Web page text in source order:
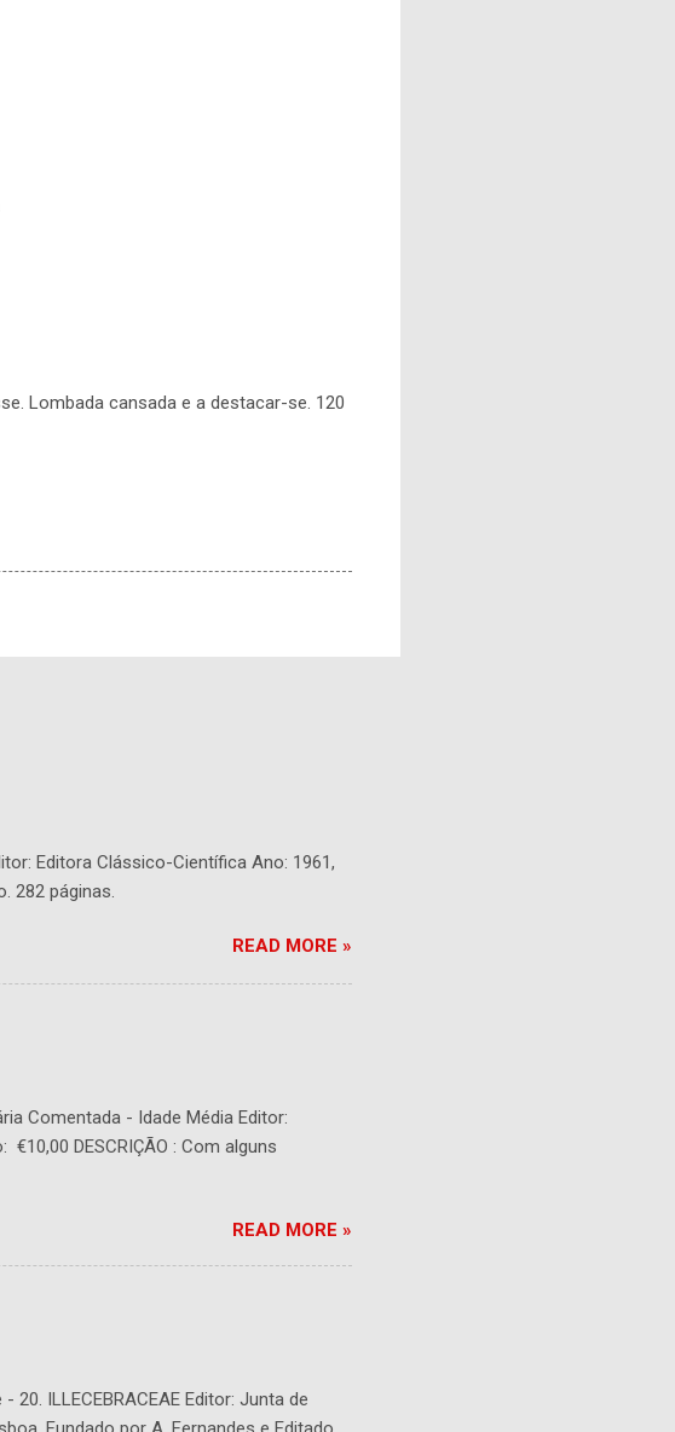
Lombada cansada e a destacar-se. 120
Editora Clássico-Científica Ano: 1961,
282 páginas.
READ MORE »
Comentada - Idade Média Editor:
DESCRIÇÃO : Com alguns
READ MORE »
20. ILLECEBRACEAE Editor: Junta de